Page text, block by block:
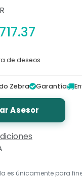
de deseos
Zebra Garantía
Asesor
es únicamente para